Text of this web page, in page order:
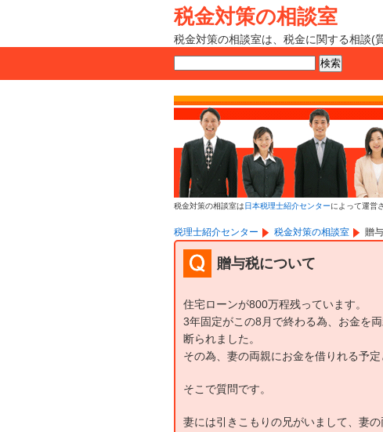
税金対策の相談室
税金対策の相談室は、税金に関する相談(
税金対策の相談室は日本税理士紹介センターによって運営
税理士紹介センター 税金対策の相談室 贈
贈与税について
住宅ローンが800万程残っています。
3年固定がこの8月で終わる為、お金を
断られました。
その為、妻の両親にお金を借りれる予定
そこで質問です。
妻には引きこもりの兄がいまして、妻